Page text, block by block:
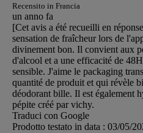
Recensito in Francia
un anno fa
[Cet avis a été recueilli en
sensation de fraîcheur lors de
divinement bon. Il convient aux
d'alcool et a une efficacité de
sensible. J'aime le packaging
quantité de produit et qui révèle
déodorant bille. Il est également
pépite créé par vichy.
Traduci con Google
Prodotto testato in data : 03/05/